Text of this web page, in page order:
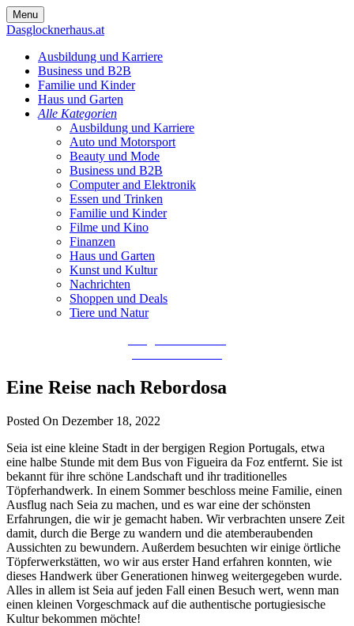
Skip
to
content
Menu
Dasglocknerhaus.at
Ausbildung und Karriere
Business und B2B
Familie und Kinder
Haus und Garten
Alle Kategorien
Ausbildung und Karriere
Auto und Motorsport
Beauty und Mode
Business und B2B
Computer and Elektronik
Essen und Trinken
Familie und Kinder
Filme und Kino
Finanzen
Haus und Garten
Kunst und Kultur
Nachrichten
Shoppen und Deals
Tiere und Natur
Eine Reise nach Rebordosa
Posted On Dezember 18, 2022
Seia ist eine kleine Stadt in der bergigen Region Portugals, etwa
eine halbe Stunde mit dem Bus von Figueira da Foz entfernt. Sie ist
bekannt für ihre schöne Landschaft und ihr traditionelles
Töpferhandwerk. In einem Sommer beschloss meine Familie, einen
Ausflug nach Seia zu machen, und es war eine der schönsten
Erfahrungen, die wir je gemacht haben. Wir verbrachten unsere Zeit
damit, durch die Berge zu wandern und die atemberaubenden
Aussichten zu bewundern. Außerdem besuchten wir einige örtliche
Töpferwerkstätten, wo wir aus erster Hand erfahren konnten, wie
dieses Handwerk über Generationen hinweg weitergegeben wurde.
Alles in allem ist Seia auf jeden Fall einen Besuch wert, wenn man
einen kleinen Vorgeschmack auf die authentische portugiesische
Kultur bekommen möchte!